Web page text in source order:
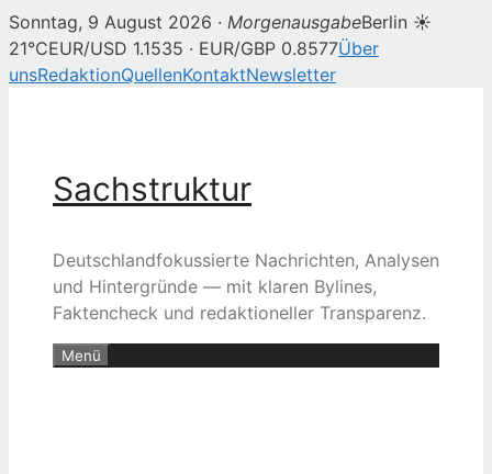
Sonntag, 9 August 2026 · MorgenausgabeBerlin ☀
21°CEUR/USD 1.1535 · EUR/GBP 0.8577Über
unsRedaktionQuellenKontaktNewsletter
Sachstruktur
Deutschlandfokussierte Nachrichten, Analysen
und Hintergründe — mit klaren Bylines,
Faktencheck und redaktioneller Transparenz.
Menü